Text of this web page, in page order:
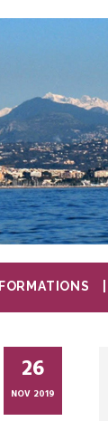
FORMATIONS
26
NOV 2019